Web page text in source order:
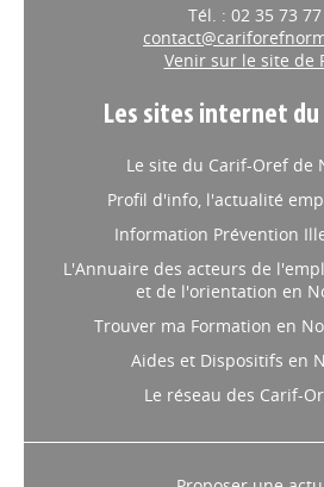
Tél. : 02 35 73
Venir sur le site de
Les sites internet
Le site du Carif-Oref de
Profil d'info, l'actualité
Information Prévention
L'Annuaire des acteurs de
et de l'orientation en
Trouver ma Formation en
Aides et Dispositifs en
Le réseau des Carif-